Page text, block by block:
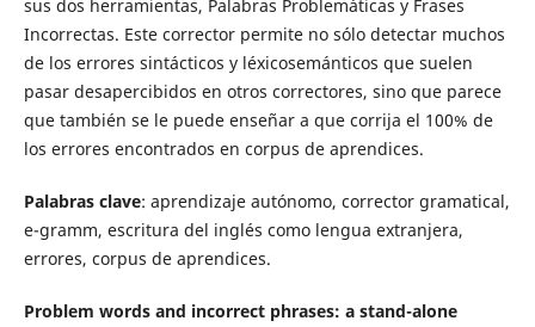
sus dos herramientas, Palabras Problemáticas y Frases
Incorrectas. Este corrector permite no sólo detectar muchos
de los errores sintácticos y léxicosemánticos que suelen
pasar desapercibidos en otros correctores, sino que parece
que también se le puede enseñar a que corrija el 100% de
los errores encontrados en corpus de aprendices.
Palabras clave: aprendizaje autónomo, corrector gramatical,
e-gramm, escritura del inglés como lengua extranjera,
errores, corpus de aprendices.
Problem words and incorrect phrases: a stand-alone